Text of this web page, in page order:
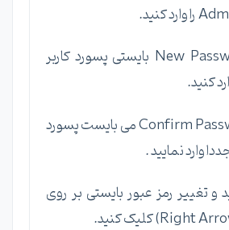
در قسمت New Password بایستی پسورد کاربر
کنید.
در قسمت Confirm Password می بایست پسورد
وارد نمایید .
و تغییر رمز عبور بایستی بر روی